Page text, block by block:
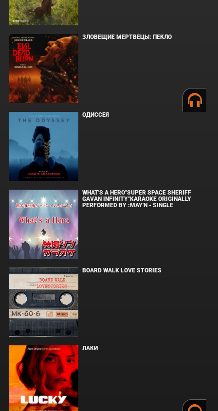
ЗЛОВЕЩИЕ МЕРТВЕЦЫ: ПЕКЛО
ОДИССЕЯ
WHAT'S A HERO"SUPER SPACE SHERIFF
GAVAN INFINITY"KARAOKE ORIGINALLY
PERFORMED BY :MAY'N - SINGLE
BOARD WALK LOVE STORIES
ЛАКИ